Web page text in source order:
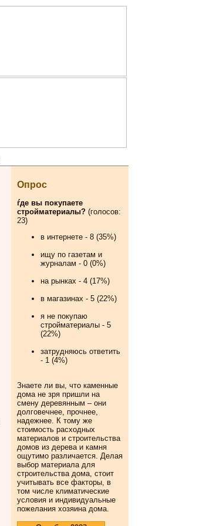
Опрос
ѓде вы покупаете
стройматериалы? (голосов:
23)
в интернете - 8 (35%)
ищу по газетам и
журналам - 0 (0%)
на рынках - 4 (17%)
в магазинах - 5 (22%)
я не покупаю
стройматериалы - 5
(22%)
затрудняюсь ответить
- 1 (4%)
Знаете ли вы, что каменные
дома не зря пришли на
смену деревянным – они
долговечнее, прочнее,
надежнее. К тому же
стоимость расходных
материалов и строительства
домов из дерева и камня
ощутимо различается. Делая
выбор материала для
строительства дома, стоит
учитывать все факторы, в
том числе климатические
условия и индивидуальные
пожелания хозяина дома.